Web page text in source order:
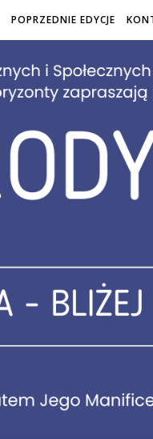
POPRZEDNIE EDYCJE